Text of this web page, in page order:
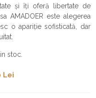
și îți oferă libertate de
AMADOER este alegerea
o apariție sofisticată, dar
stoc.
Lei